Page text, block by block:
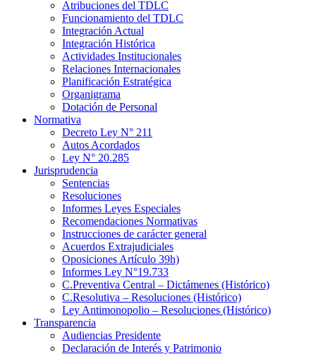
Atribuciones del TDLC
Funcionamiento del TDLC
Integración Actual
Integración Histórica
Actividades Institucionales
Relaciones Internacionales
Planificación Estratégica
Organigrama
Dotación de Personal
Normativa
Decreto Ley N° 211
Autos Acordados
Ley N° 20.285
Jurisprudencia
Sentencias
Resoluciones
Informes Leyes Especiales
Recomendaciones Normativas
Instrucciones de carácter general
Acuerdos Extrajudiciales
Oposiciones Artículo 39h)
Informes Ley N°19.733
C.Preventiva Central – Dictámenes (Histórico)
C.Resolutiva – Resoluciones (Histórico)
Ley Antimonopolio – Resoluciones (Histórico)
Transparencia
Audiencias Presidente
Declaración de Interés y Patrimonio